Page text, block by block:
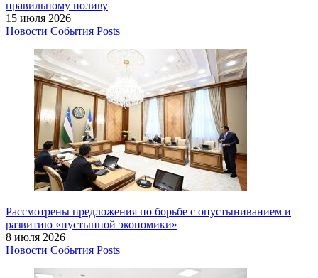
правильному поливу
15 июля 2026
Новости События Posts
Рассмотрены предложения по борьбе с опустыниванием и
развитию «пустынной экономики»
8 июля 2026
Новости События Posts